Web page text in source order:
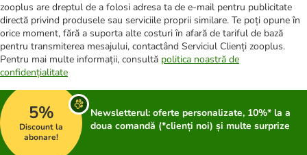
zooplus are dreptul de a folosi adresa ta de e-mail pentru publicitate
directă privind produsele sau serviciile proprii similare. Te poți opune în
orice moment, fără a suporta alte costuri în afară de tariful de bază
pentru transmiterea mesajului, contactând Serviciul Clienți zooplus.
Pentru mai multe informații, consultă politica noastră de
confidențialitate
5%
Discount la
abonare!
Newsletterul: oferte personalizate, 10%* la a
doua comandă (*clienți noi) și multe surprize